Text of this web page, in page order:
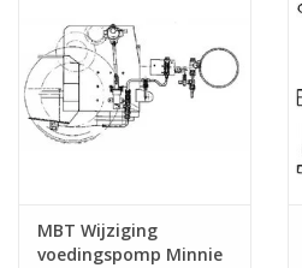
MBT Wijziging
voedingspomp Minnie